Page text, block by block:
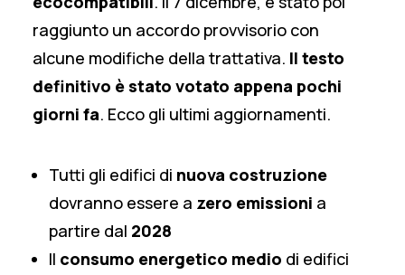
raggiunto un accordo provvisorio con
alcune modifiche della trattativa. Il testo
definitivo è stato votato appena pochi
giorni fa. Ecco gli ultimi aggiornamenti.
Tutti gli edifici di nuova costruzione
dovranno essere a zero emissioni a
partire dal 2028
Il consumo energetico medio di edifici